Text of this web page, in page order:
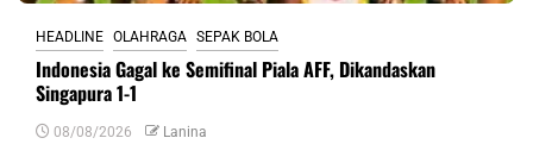
HEADLINE OLAHRAGA SEPAK BOLA
Indonesia Gagal ke Semifinal Piala AFF, Dikandaskan
Singapura 1-1
08/08/2026 Lanina